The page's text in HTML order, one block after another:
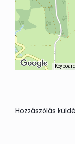
Hozzászólás